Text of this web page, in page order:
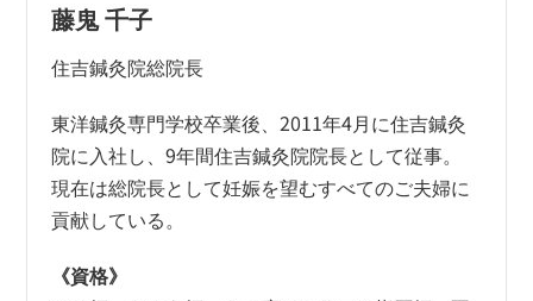
藤鬼 千子
住吉鍼灸院総院長
東洋鍼灸専門学校卒業後、2011年4月に住吉鍼灸
院に入社し、9年間住吉鍼灸院院長として従事。
現在は総院長として妊娠を望むすべてのご夫婦に
貢献している。
《資格》